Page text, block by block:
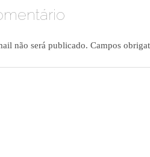
não será publicado. Campos